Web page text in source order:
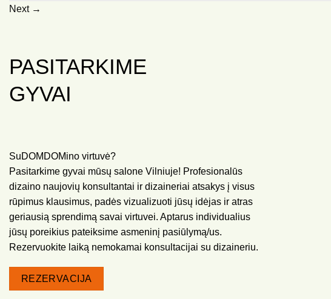
Next →
PASITARKIME
GYVAI
SuDOMDOMino virtuvė?
Pasitarkime gyvai mūsų salone Vilniuje! Profesionalūs
dizaino naujovių konsultantai ir dizaineriai atsakys į visus
rūpimus klausimus, padės vizualizuoti jūsų idėjas ir atras
geriausią sprendimą savai virtuvei. Aptarus individualius
jūsų poreikius pateiksime asmeninį pasiūlymą/us.
Rezervuokite laiką nemokamai konsultacijai su dizaineriu.
REZERVACIJA